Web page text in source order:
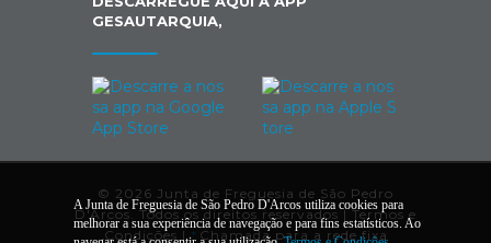
GESAUTARQUIA,
© 2026 Junta de Freguesia de São Pedro
D'Arcos. Todos os direitos reservados |Termos e
Condições |* Chamada para a rede fixa
A Junta de Freguesia de São Pedro D'Arcos utiliza cookies para
melhorar a sua experiência de navegação e para fins estatísticos. Ao